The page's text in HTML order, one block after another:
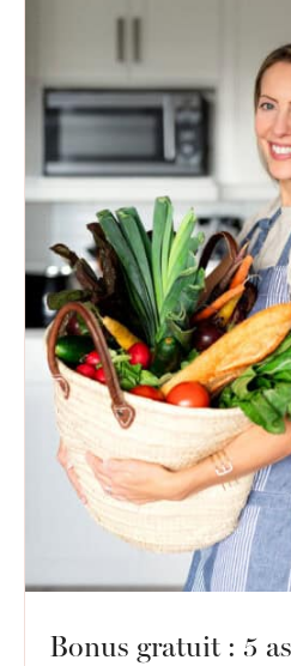
Bonus gratuit : 5